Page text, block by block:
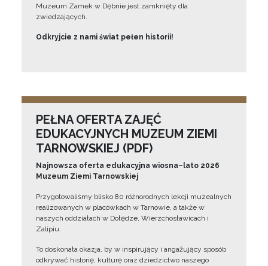
Muzeum Zamek w Dębnie jest zamknięty dla
zwiedzających.
Odkryjcie z nami świat pełen historii!
PEŁNA OFERTA ZAJĘĆ
EDUKACYJNYCH MUZEUM ZIEMI
TARNOWSKIEJ (PDF)
Najnowsza oferta edukacyjna wiosna–lato 2026
Muzeum Ziemi Tarnowskiej
Przygotowaliśmy blisko 80 różnorodnych lekcji muzealnych
realizowanych w placówkach w Tarnowie, a także w
naszych oddziałach w Dołędze, Wierzchosławicach i
Zalipiu.
To doskonała okazja, by w inspirujący i angażujący sposób
odkrywać historię, kulturę oraz dziedzictwo naszego